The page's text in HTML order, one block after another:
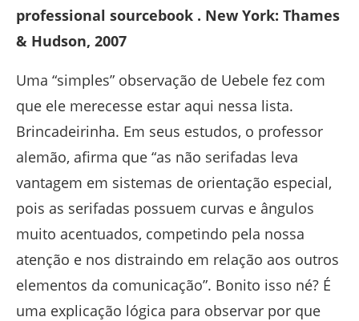
professional sourcebook . New York: Thames
& Hudson, 2007
Uma “simples” observação de Uebele fez com
que ele merecesse estar aqui nessa lista.
Brincadeirinha. Em seus estudos, o professor
alemão, afirma que “as não serifadas leva
vantagem em sistemas de orientação especial,
pois as serifadas possuem curvas e ângulos
muito acentuados, competindo pela nossa
atenção e nos distraindo em relação aos outros
elementos da comunicação”. Bonito isso né? É
uma explicação lógica para observar por que